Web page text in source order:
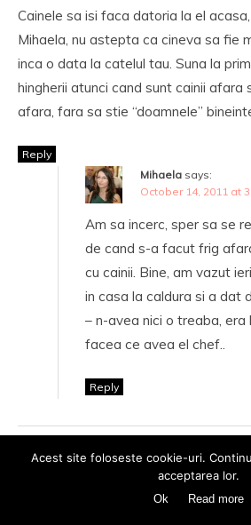
Cainele sa isi faca datoria la el
Mihaela, nu astepta ca cineva sa fie
inca o data la catelul tau. Suna la
hingherii atunci cand sunt cainii afara
afara, fara sa stie “doamnele”
Reply
Mihaela says:
October 14, 2011 at
Am sa incerc, sper sa se
de cand s-a facut frig
cu cainii. Bine, am vazut
in casa la caldura si a dat
– n-avea nici o treaba, era
facea ce avea el chef..
Reply
Pingback:Vecinii | Mihaela Anghel
Acest site foloseste cookie-uri.
acceptarea lor.
Ok Read more